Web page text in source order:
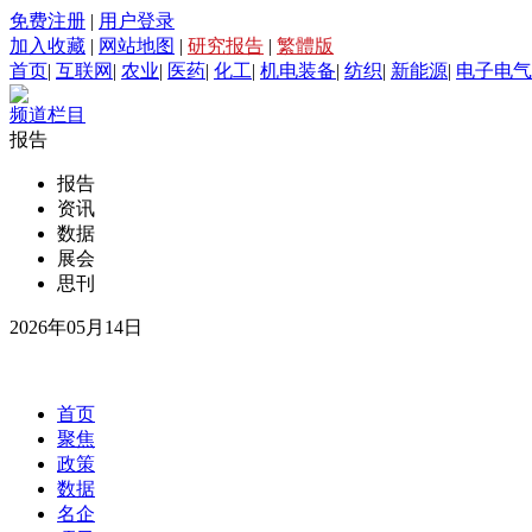
免费注册 | 用户登录
加入收藏 | 网站地图 | 研究报告 | 繁體版
首页| 互联网 | 农业| 医药| 化工| 机电装备| 纺织| 新能源| 电子电气
频道栏目
报告
报告
资讯
数据
展会
思刊
2026年05月14日
首页
聚焦
政策
数据
名企